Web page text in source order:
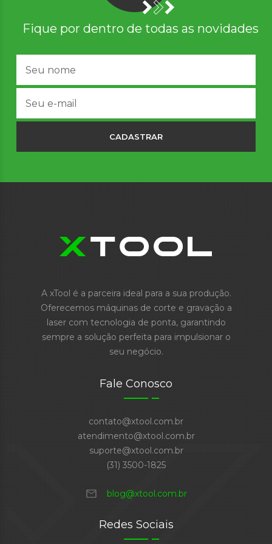
Fique por dentro de todas as novidades
CADASTRAR
A xTool é a parceira ideal para a sua produção.
Oferecemos máquinas de corte e gravação a
laser com tecnologia de ponta, garantindo
sempre a solução perfeita para impulsionar o
seu negócio.
Fale Conosco
contato@xtool.com.br
atendimento@xtool.com.br
suporte@xtool.com.br
(31) 3500-1825
mail blog@xtool.com.br
Redes Sociais